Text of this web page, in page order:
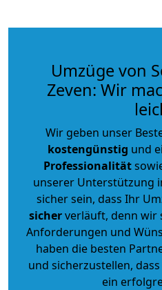
Umzüge von
Zeven: Wir
Wir geben unser
kostengünstig und
Professionalität
unserer Unterstützung
sicher sein, dass Ihr
sicherverläuft, denn wir
Anforderungen und
haben die besten
und sicherzustellen,
ein